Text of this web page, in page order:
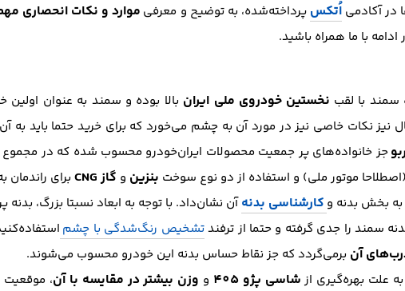
در آکادمیاُتکس پرداخته‌شده، به توضیح و معرفی موارد و نکات انحصاری
با ما همراه باشید.
سمند با لقب نخستین خودروی ملی ایران بالا بوده‌ و سمند به عنوان
نیز نکات خاصی نیز در مورد آن به چشم می‌خورد که برای خرید حتما باید به
جز خانواده‌های پر جمعیت محصولات ایران‌خودرو محسوب شده که در مجموع با
(اصطلاحا موتور ملی) و استفاده از دو نوع سوخت بنزین و گاز CNG
برای راندمان
به بخش بدنه و کارشناسی بدنهآن نشان‌داد. با توجه به ابعاد نسبتا بزرگ،
سمند را جدی گرفته و حتما از ترفندتشخیص رنگ‌شدگی با چشم
آن برمی‌گردد که جز نقاط حساس بدنه این خودرو محسوب می‌شوند.
علت بهره‌گیری ازشاسی پژو 405 و وزن بیشتر در مقایسه با آن،